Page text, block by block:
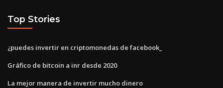
Top Stories
¿puedes invertir en criptomonedas de facebook_
Gráfico de bitcoin a inr desde 2020
La mejor manera de invertir mucho dinero